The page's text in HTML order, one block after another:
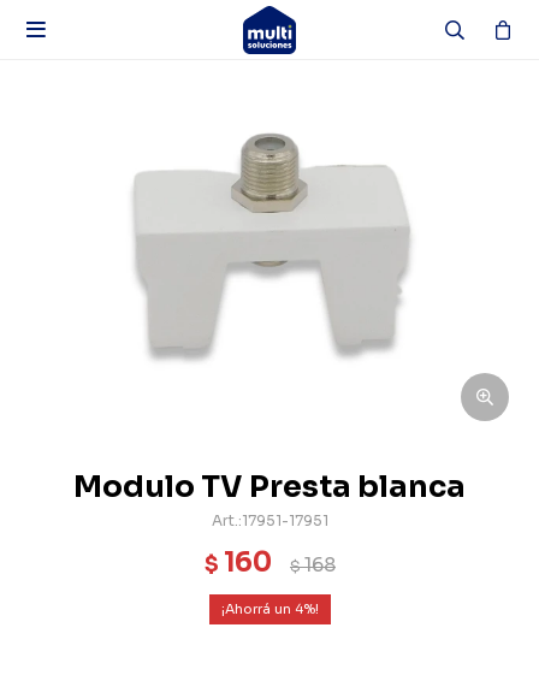

Modulo TV Presta blanca
17951-17951
$ 160 $168
4